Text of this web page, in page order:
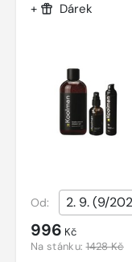
+ Dárek
Od:
996 Kč
Na stánku:1428 Kč